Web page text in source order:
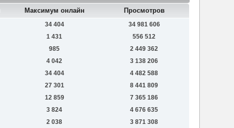
Максимум онлайн Просмотров
34 404
34 981 606
1 431
556 512
985
2 449 362
4 042
3 138 206
34 404
4 482 588
27 301
8 441 809
12 859
7 365 186
3 824
4 676 635
2 038
3 871 308